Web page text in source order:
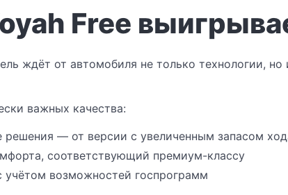
Free
ждёт от автомобиля не только технологии,
важных качества:
— от версии с увеличенным запасом
соответствующий премиум-классу
учётом возможностей госпрограмм